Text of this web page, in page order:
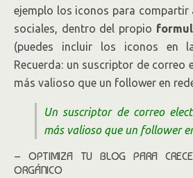
ejemplo los iconos para compartir
sociales, dentro del propio
(puedes incluir los iconos en
Recuerda: un suscriptor de correo
más valioso que un follower en
Un suscriptor de correo
más valioso que un follower
– OPTIMIZA TU BLOG PARA
ORGÁNICO